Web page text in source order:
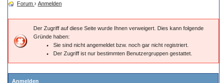
Forum › Anmelden
Der Zugriff auf diese Seite wurde Ihnen verweigert. Dies kann folgende
Gründe haben:
Sie sind nicht angemeldet bzw. noch gar nicht registriert.
Der Zugriff ist nur bestimmten Benutzergruppen gestattet.
Anmelden